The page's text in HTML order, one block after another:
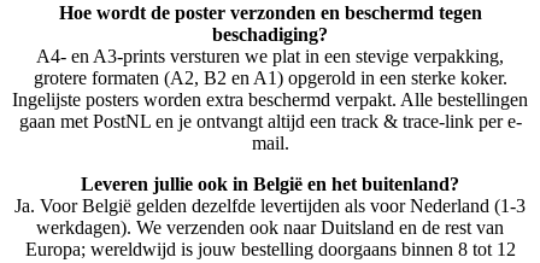
Hoe wordt de poster verzonden en beschermd tegen
beschadiging?
A4- en A3-prints versturen we plat in een stevige verpakking,
grotere formaten (A2, B2 en A1) opgerold in een sterke koker.
Ingelijste posters worden extra beschermd verpakt. Alle bestellingen
gaan met PostNL en je ontvangt altijd een track & trace-link per e-
mail.
Leveren jullie ook in België en het buitenland?
Ja. Voor België gelden dezelfde levertijden als voor Nederland (1-3
werkdagen). We verzenden ook naar Duitsland en de rest van
Europa; wereldwijd is jouw bestelling doorgaans binnen 8 tot 12